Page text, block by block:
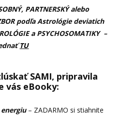
PARTNERSKÝ alebo
podľa Astrológie deviatich
a PSYCHOSOMATIKY –
TU
SAMI, pripravila
vás eBooky:
– ZADARMO si stiahnite